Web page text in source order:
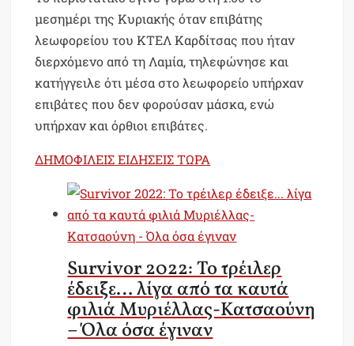
μεσημέρι της Κυριακής όταν επιβάτης
λεωφορείου του ΚΤΕΛ Καρδίτσας που ήταν
διερχόμενο από τη Λαμία, τηλεφώνησε και
κατήγγειλε ότι μέσα στο λεωφορείο υπήρχαν
επιβάτες που δεν φορούσαν μάσκα, ενώ
υπήρχαν και όρθιοι επιβάτες.
ΔΗΜΟΦΙΛΕΙΣ ΕΙΔΗΣΕΙΣ ΤΩΡΑ
Survivor 2022: Το τρέιλερ
έδειξε… λίγα από τα καυτά
φιλιά Μυριέλλας-Κατσαούνη
– Όλα όσα έγιναν